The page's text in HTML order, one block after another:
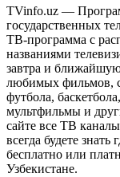
TVinfo.uz —
государственных
ТВ-программа с
названиями
завтра и
любимых фильмов,
футбола,
мультфильмы и
сайте все ТВ
всегда будете
бесплатно или
Узбекистане.